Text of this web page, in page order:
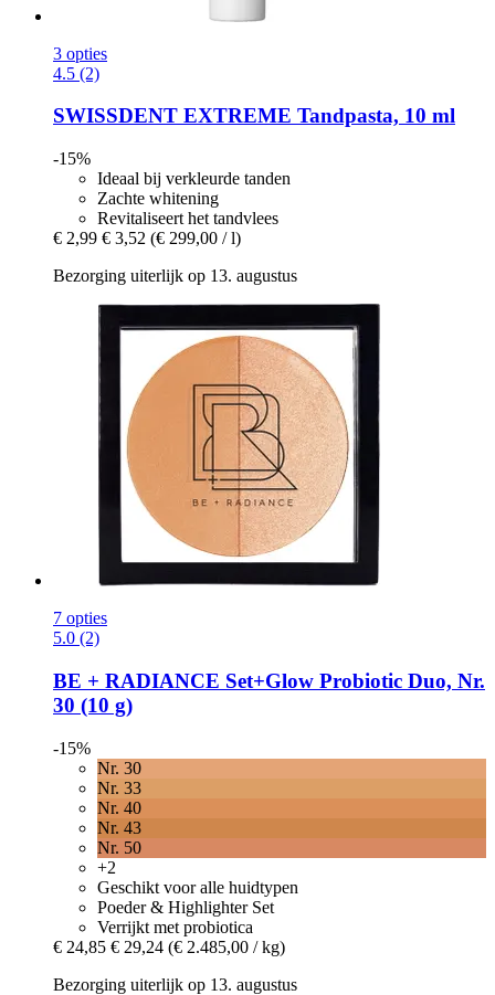
3 opties
4.5 (2)
SWISSDENT EXTREME Tandpasta, 10 ml
-15%
Ideaal bij verkleurde tanden
Zachte whitening
Revitaliseert het tandvlees
€ 2,99 € 3,52 (€ 299,00 / l)
Bezorging uiterlijk op 13. augustus
7 opties
5.0 (2)
BE + RADIANCE Set+Glow Probiotic Duo, Nr.
30 (10 g)
-15%
Nr. 30
Nr. 33
Nr. 40
Nr. 43
Nr. 50
+2
Geschikt voor alle huidtypen
Poeder & Highlighter Set
Verrijkt met probiotica
€ 24,85 € 29,24 (€ 2.485,00 / kg)
Bezorging uiterlijk op 13. augustus